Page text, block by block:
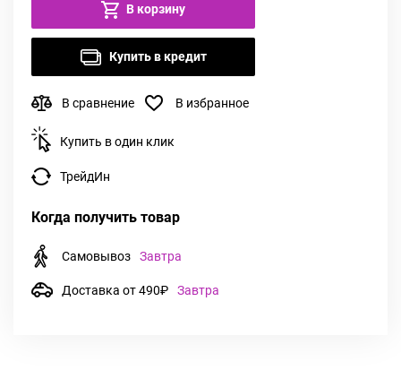
В корзину
Купить в кредит
В сравнение В избранное
Купить в один клик
ТрейдИн
Когда получить товар
Самовывоз Завтра
Доставка от 490₽ Завтра